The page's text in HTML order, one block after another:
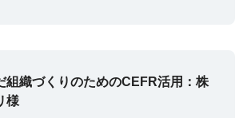
組織づくりのためのCEFR活用：株
様